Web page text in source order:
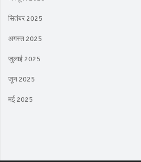
सितंबर 2025
अगस्त 2025
जुलाई 2025
जून 2025
मई 2025